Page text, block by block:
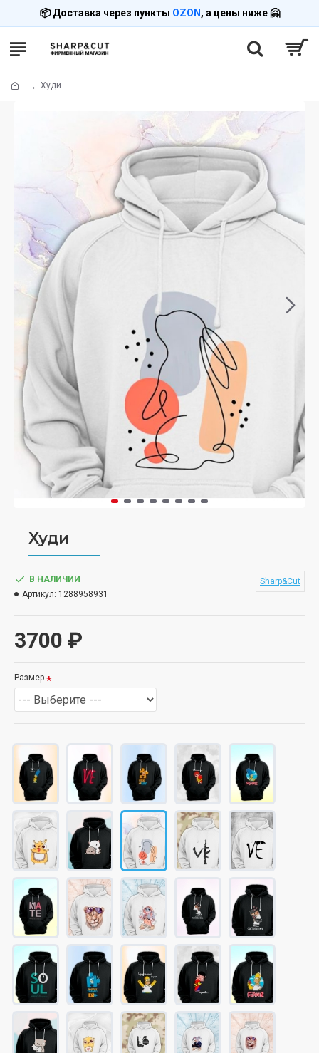
📦 Доставка через пункты OZON , а цены ниже 🤗
Худи
Худи
3700 ₽
В НАЛИЧИИ
Артикул: 1288958931
Sharp&Cut
Размер